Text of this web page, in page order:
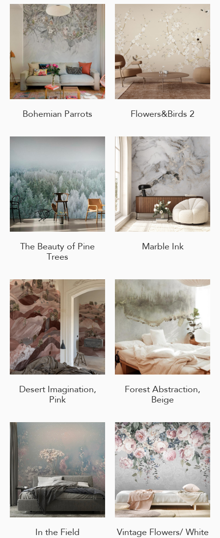
Bohemian Parrots Flowers&Birds 2
The Beauty of Pine
Trees
Marble Ink
Desert Imagination,
Pink
Forest Abstraction,
Beige
In the Field Vintage Flowers/ White